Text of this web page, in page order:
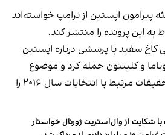
پیرامون اپستین از ترامپ خواسته‌اند
به این پرونده را منتشر کند.
کاخ سفید با پرسشی درباره اپستین
و کلینتون حمله کرد و موضوع
دست داشتن اوباما در تحقیقات مرتبط با انتخابات سال ۲۰۱۶ را
با شکایت از وال‌استریت ژورنال خواستار